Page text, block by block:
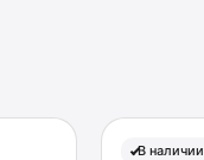
В наличии